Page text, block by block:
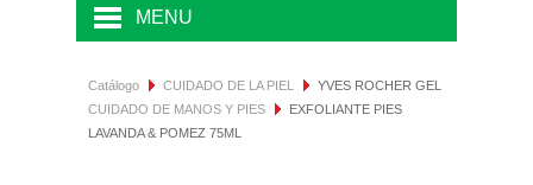
MENU
SALUD Y NUTRICIÓN
Catálogo
CUIDADO DE LA PIEL
CUIDADO DE MANOS Y PIES
YVES ROCHER GEL
EXFOLIANTE PIES
LAVANDA & POMEZ 75ML